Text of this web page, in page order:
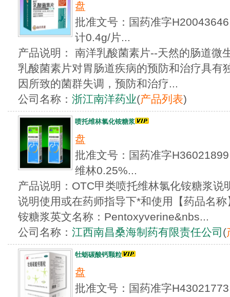
盘
批准文号：国药准字
计0.4g/片...
产品说明： 南洋乳酸菌素片--天然的肠道微
乳酸菌素片对胃肠道疾病的预防和治疗具有
因所致的菌群失调，预防和治疗...
公司名称： 浙江南洋药业(产品列表)
喷托维林氯化铵糖浆
盘
批准文号：国药准字
维林0.25%...
产品说明：OTC甲类喷托维林氯化铵糖浆说
说明使用或在药师指导下*和使用【药品名
铵糖浆英文名称：Pentoxyverine&nbs...
公司名称： 江西南昌桑海制药有限责任公司 (
牡蛎碳酸钙颗粒
盘
批准文号：国药准字